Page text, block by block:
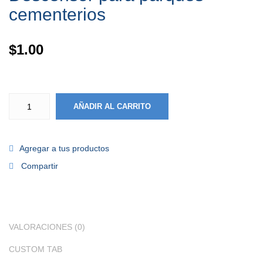
cementerios
$1.00
AÑADIR AL CARRITO
Agregar a tus productos
Compartir
VALORACIONES (0)
CUSTOM TAB